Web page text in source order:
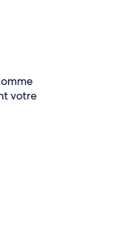
votre